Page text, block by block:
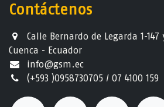
Contáctenos
Calle Bernardo de Legarda 1-
Cuenca - Ecuador
info@gsm.ec​
(+593 )0958730705 / 07 4100 159